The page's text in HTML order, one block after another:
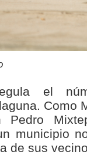
el
Como
Pedro
municipio
de sus